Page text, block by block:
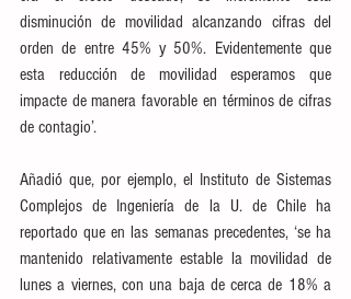
disminución de movilidad alcanzando cifras del
orden de entre 45% y 50%. Evidentemente que
esta reducción de movilidad esperamos que
impacte de manera favorable en términos de cifras
de contagio’.
Añadió que, por ejemplo, el Instituto de Sistemas
Complejos de Ingeniería de la U. de Chile ha
reportado que en las semanas precedentes, ‘se ha
mantenido relativamente estable la movilidad de
lunes a viernes, con una baja de cerca de 18% a